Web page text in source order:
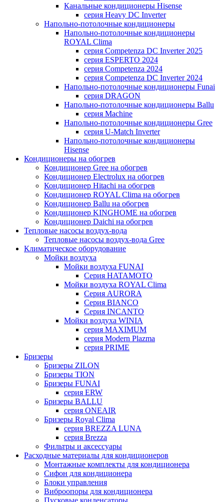
Канальные кондиционеры Hisense
серия Heavy DC Inverter
Напольно-потолочные кондиционеры
Напольно-потолочные кондиционеры
ROYAL Clima
серия Competenza DC Inverter 2025
серия ESPERTO 2024
серия Competenza 2024
серия Competenza DC Inverter 2024
Напольно-потолочные кондиционеры Funai
серия DRAGON
Напольно-потолочные кондиционеры Ballu
серия Machine
Напольно-потолочные кондиционеры Gree
серия U-Match Inverter
Напольно-потолочные кондиционеры
Hisense
Кондиционеры на обогрев
Кондиционер Gree на обогрев
Кондиционер Electrolux на обогрев
Кондиционер Hitachi на обогрев
Кондиционер ROYAL Clima на обогрев
Кондиционер Ballu на обогрев
Кондиционер KINGHOME на обогрев
Кондиционер Daichi на обогрев
Тепловые насосы воздух-вода
Тепловые насосы воздух-вода Gree
Климатическое оборудование
Мойки воздуха
Мойки воздуха FUNAI
Серия HATAMOTO
Мойки воздуха ROYAL Clima
Серия AURORA
Серия BIANCO
Серия INCANTO
Мойки воздуха WINIA
серия MAXIMUM
серия Modern Plazma
серия PRIME
Бризеры
Бризеры ZILON
Бризеры TION
Бризеры FUNAI
серия ERW
Бризеры BALLU
серия ONEAIR
Бризеры Royal Clima
серия BREZZA LUNA
серия Brezza
Фильтры и аксессуары
Расходные материалы для кондиционеров
Монтажные комплекты для кондиционера
Сифон для кондиционера
Блоки управления
Виброопоры для кондиционера
Пусковые конденсаторы